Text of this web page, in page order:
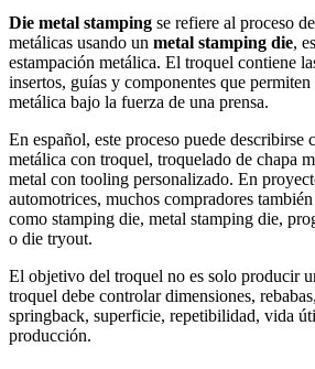
Die metal stamping se refiere al proceso
metálicas usando un metal stamping die,
estampación metálica. El troquel contiene
insertos, guías y componentes que
metálica bajo la fuerza de una prensa.
En español, este proceso puede describirse
metálica con troquel, troquelado de chapa
metal con tooling personalizado. En
automotrices, muchos compradores
como stamping die, metal stamping die,
o die tryout.
El objetivo del troquel no es solo producir
troquel debe controlar dimensiones,
springback, superficie, repetibilidad, vida
producción.